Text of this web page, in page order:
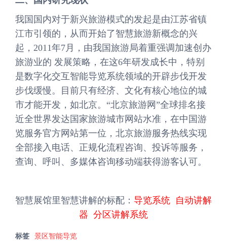
我国国内对于新兴旅游模式的发起是由江苏省镇
江市引领的，从而开始了智慧旅游新概念的兴
起，2011年7月，由我国旅游局着重强调加速创办
旅游业的 发展策略，在这6年研发成长中，特别
是数字化交互智能导览系统领域的开辟步伐开发
步伐缓慢。目前只有经济、文化有核心地位的城
市才能开发，如北京。“北京旅游网”全球排名接
近全世界发达国家旅游城市网站水准，在中国游
览服务官方网站第一位，北京旅游服务热线实现
全部接入电话、正规化流程咨询、投诉等服务，
查询、呼叫、多媒体咨询移动端获得游客认可。
智慧展馆里智慧讲解的标配： 导览系统 自动讲解
器 分区讲解系统
标签 景区智能导览